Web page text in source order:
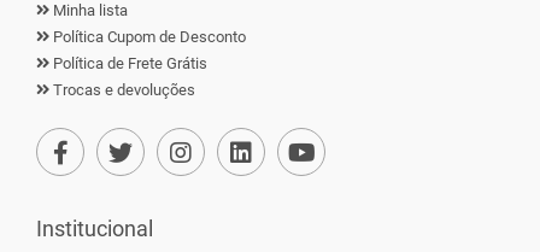
Minha lista
Política Cupom de Desconto
Política de Frete Grátis
Trocas e devoluções
Institucional